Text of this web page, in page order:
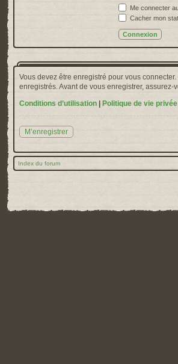
Me connecter
Cacher mon
Vous devez être enregistré pour vous
enregistrés. Avant de vous enregistrer,
Conditions d’utilisation
Politique de vie privée
M’enregistrer
Index du forum